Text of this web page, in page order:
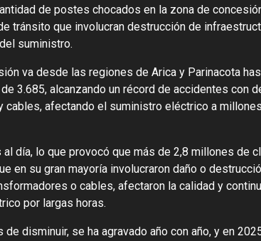
de postes chocados en la zona de
tránsito que involucran destrucción de
suministro.
va desde las regiones de Arica y Parinacota
3.685, alcanzando un récord de accidentes con
afectando el suministro eléctrico a
día, lo que provocó que más de 2,8 millones de
en su gran mayoría involucraron daño o
o cables, afectaron la calidad y
por largas horas.
de disminuir, se ha agravado año con año, y en